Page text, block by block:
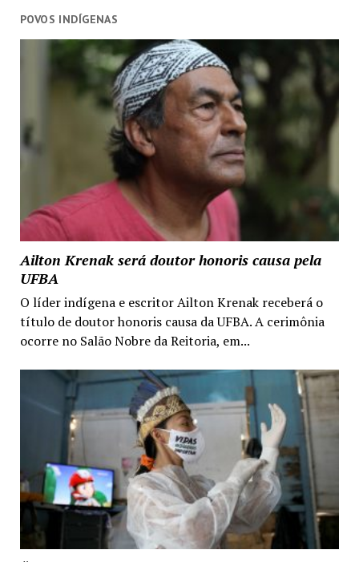
POVOS INDÍGENAS
Ailton Krenak será doutor honoris causa pela
UFBA
O líder indígena e escritor Ailton Krenak receberá o
título de doutor honoris causa da UFBA. A cerimônia
ocorre no Salão Nobre da Reitoria, em...